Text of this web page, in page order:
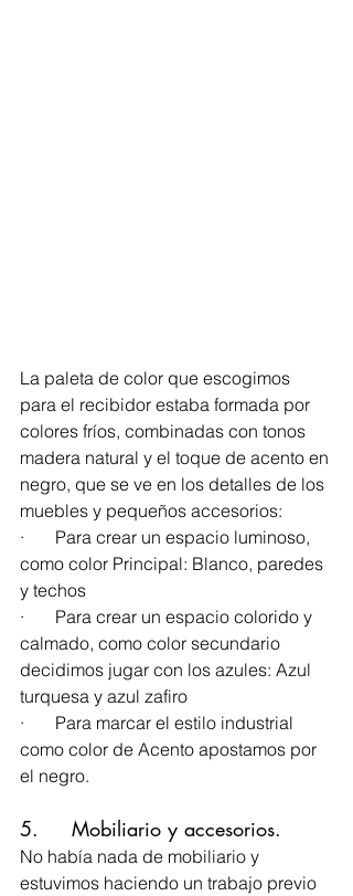
La paleta de color que escogimos
para el recibidor estaba formada por
colores fríos, combinadas con tonos
madera natural y el toque de acento en
negro, que se ve en los detalles de los
muebles y pequeños accesorios:
·       Para crear un espacio luminoso,
como color Principal: Blanco, paredes
y techos
·       Para crear un espacio colorido y
calmado, como color secundario
decidimos jugar con los azules: Azul
turquesa y azul zafiro
·       Para marcar el estilo industrial
como color de Acento apostamos por
el negro.
5.     Mobiliario y accesorios.
No había nada de mobiliario y
estuvimos haciendo un trabajo previo